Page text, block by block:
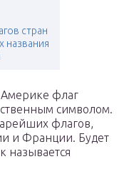
стран
названия
Америке флаг
символом.
флагов,
и Франции. Будет
называется